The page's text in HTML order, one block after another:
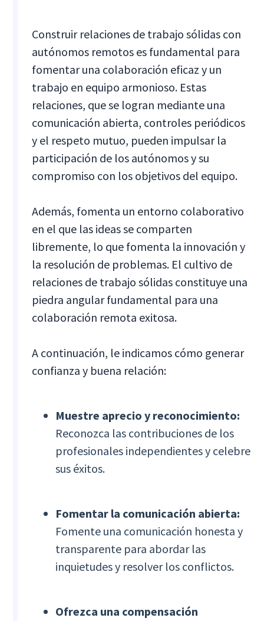
Construir relaciones de trabajo sólidas con
autónomos remotos es fundamental para
fomentar una colaboración eficaz y un
trabajo en equipo armonioso. Estas
relaciones, que se logran mediante una
comunicación abierta, controles periódicos
y el respeto mutuo, pueden impulsar la
participación de los autónomos y su
compromiso con los objetivos del equipo.
Además, fomenta un entorno colaborativo
en el que las ideas se comparten
libremente, lo que fomenta la innovación y
la resolución de problemas. El cultivo de
relaciones de trabajo sólidas constituye una
piedra angular fundamental para una
colaboración remota exitosa.
A continuación, le indicamos cómo generar
confianza y buena relación:
Muestre aprecio y reconocimiento:
Reconozca las contribuciones de los
profesionales independientes y celebre
sus éxitos.
Fomentar la comunicación abierta:
Fomente una comunicación honesta y
transparente para abordar las
inquietudes y resolver los conflictos.
Ofrezca una compensación